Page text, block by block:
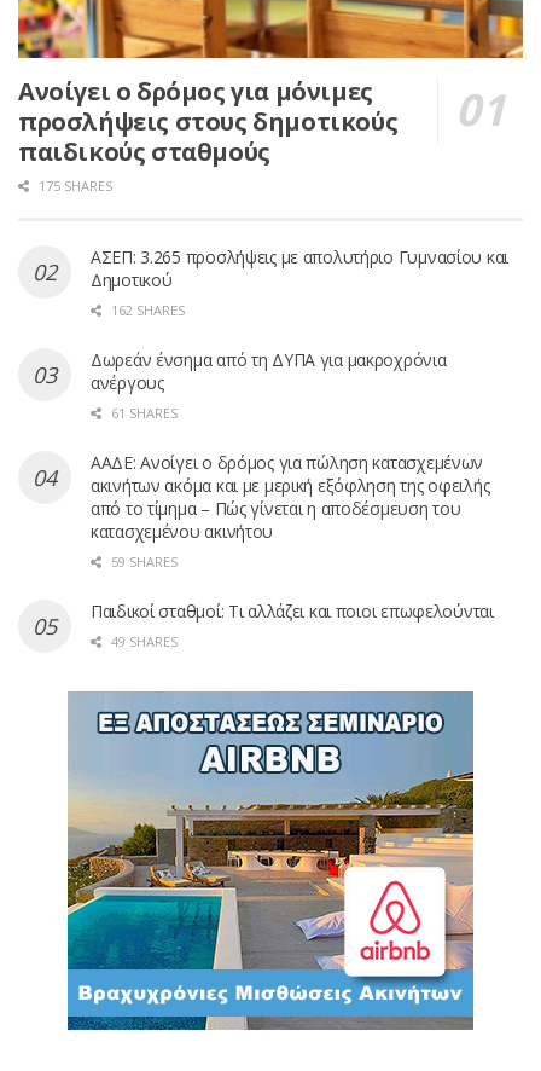
Ανοίγει ο δρόμος για μόνιμες
προσλήψεις στους δημοτικούς
παιδικούς σταθμούς
175 SHARES
ΑΣΕΠ: 3.265 προσλήψεις με απολυτήριο Γυμνασίου και
Δημοτικού
162 SHARES
Δωρεάν ένσημα από τη ΔΥΠΑ για μακροχρόνια
ανέργους
61 SHARES
ΑΑΔΕ: Ανοίγει ο δρόμος για πώληση κατασχεμένων
ακινήτων ακόμα και με μερική εξόφληση της οφειλής
από το τίμημα – Πώς γίνεται η αποδέσμευση του
κατασχεμένου ακινήτου
59 SHARES
Παιδικοί σταθμοί: Τι αλλάζει και ποιοι επωφελούνται
49 SHARES